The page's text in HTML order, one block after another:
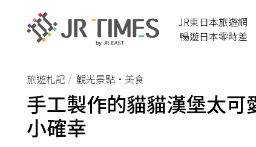
JR東日本旅遊網
暢遊日本零時差
旅遊札記 觀光景點•美食
手工製作的貓貓漢堡太
小確幸